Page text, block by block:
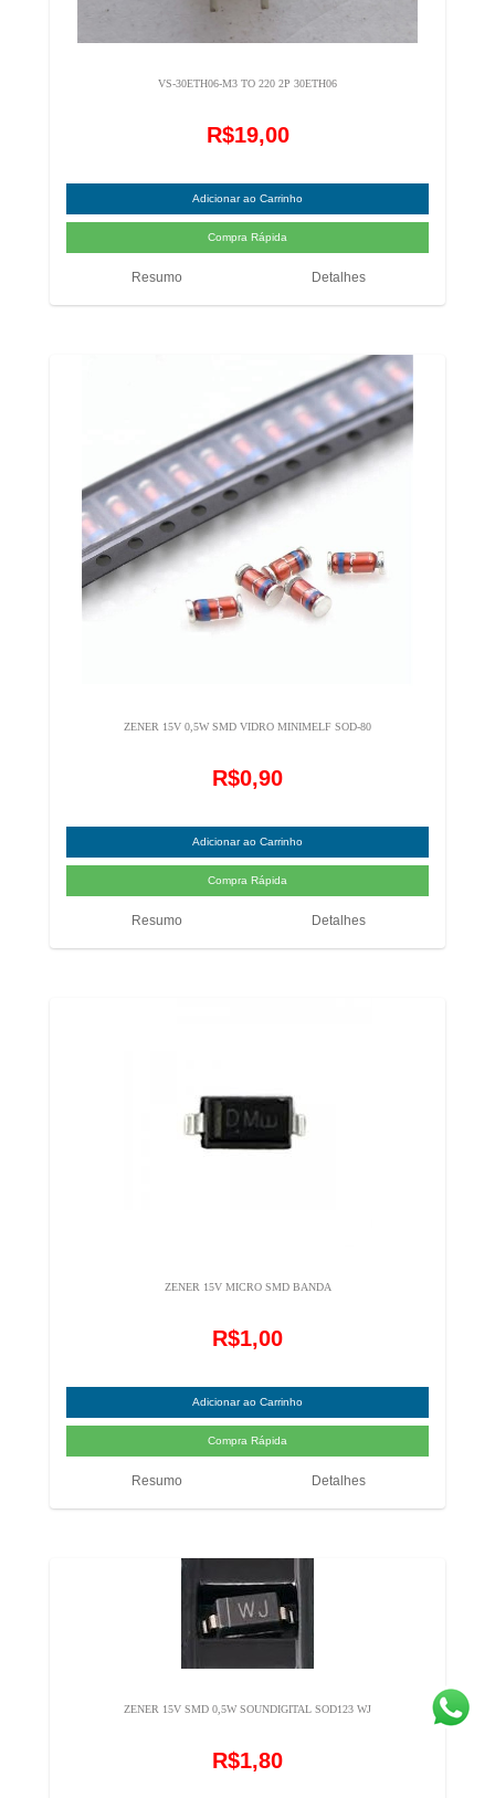
VS-30ETH06-M3 TO 220 2P 30ETH06
R$19,00
Resumo Detalhes
ZENER 15V 0,5W SMD VIDRO MINIMELF SOD-80
R$0,90
Resumo Detalhes
ZENER 15V MICRO SMD BANDA
R$1,00
Resumo Detalhes
ZENER 15V SMD 0,5W SOUNDIGITAL SOD123 WJ
R$1,80